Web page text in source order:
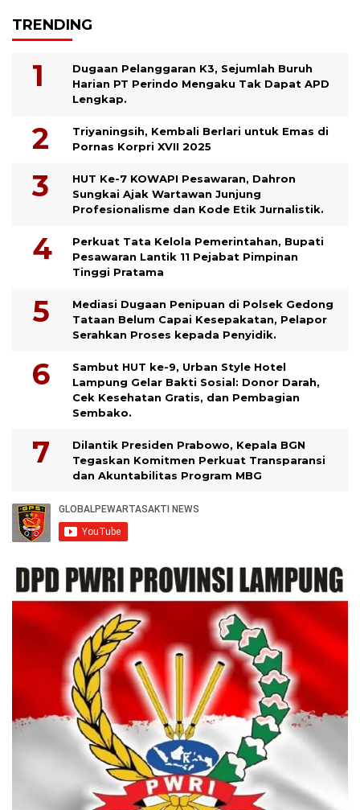
TRENDING
Dugaan Pelanggaran K3, Sejumlah Buruh
Harian PT Perindo Mengaku Tak Dapat APD
Lengkap.
Triyaningsih, Kembali Berlari untuk Emas di
Pornas Korpri XVII 2025
HUT Ke-7 KOWAPI Pesawaran, Dahron
Sungkai Ajak Wartawan Junjung
Profesionalisme dan Kode Etik Jurnalistik.
Perkuat Tata Kelola Pemerintahan, Bupati
Pesawaran Lantik 11 Pejabat Pimpinan
Tinggi Pratama
Mediasi Dugaan Penipuan di Polsek Gedong
Tataan Belum Capai Kesepakatan, Pelapor
Serahkan Proses kepada Penyidik.
Sambut HUT ke-9, Urban Style Hotel
Lampung Gelar Bakti Sosial: Donor Darah,
Cek Kesehatan Gratis, dan Pembagian
Sembako.
Dilantik Presiden Prabowo, Kepala BGN
Tegaskan Komitmen Perkuat Transparansi
dan Akuntabilitas Program MBG